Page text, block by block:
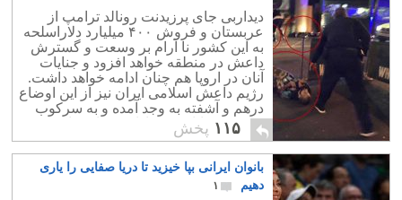
دیداربی جای پرزیدنت رونالد ترامپ از
عربستان و فروش ۴۰۰ میلیارد دلاراسلحه
به این کشور نا آرام بر وسعت و گسترش
داعش در منطقه خواهد افزود و جنایات
آنان در اروپا هم چنان ادامه خواهد داشت.
رژیم داعش اسلامی ایران نیز از این اوضاع
درهم و آشفته به وجد آمده و به سرکوب
مردم و جنایات خود ادامه خواهد داد.
۱۱۵ پخش
بانوان ایرانی بپا خیزید تا دریا صفایی را یاری
دهیم
۱